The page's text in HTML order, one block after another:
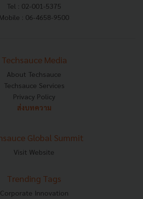
Tel : 02-001-5375
Mobile : 06-4658-9500
Techsauce Media
About Techsauce
Techsauce Services
Privacy Policy
ส่งบทความ
Global Summit
Visit Website
Trending Tags
Corporate Innovation